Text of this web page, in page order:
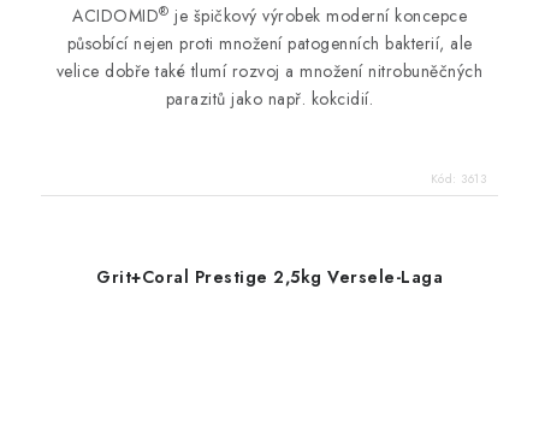
ACIDOMID® je špičkový výrobek moderní koncepce
působící nejen proti množení patogenních bakterií, ale
velice dobře také tlumí rozvoj a množení nitrobuněčných
parazitů jako např. kokcidií.
Kód: 3613
Grit+Coral Prestige 2,5kg Versele-Laga